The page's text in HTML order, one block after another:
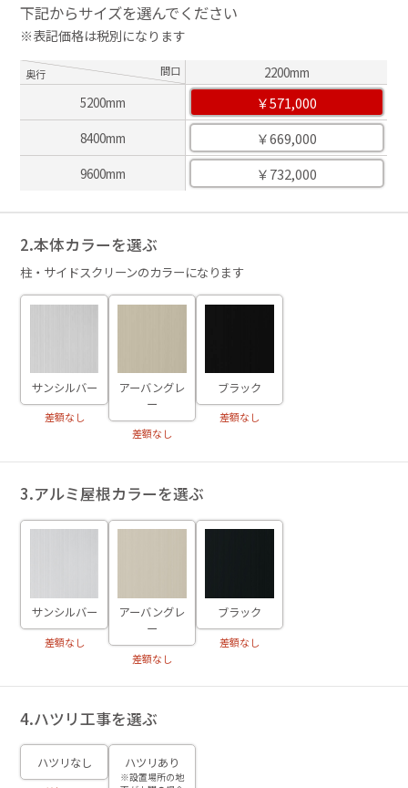
下記からサイズを選んでください
※表記価格は税別になります
奥行 間口
2200mm
5200mm
￥571,000
8400mm ￥669,000
9600mm ￥732,000
2.本体カラーを選ぶ
柱・サイドスクリーンのカラーになります
サンシルバー
差額なし
アーバングレ
ー
差額なし
ブラック
差額なし
3.アルミ屋根カラーを選ぶ
サンシルバー
差額なし
アーバングレ
ー
差額なし
ブラック
差額なし
4.ハツリ工事を選ぶ
ハツリなし ハツリあり
※設置場所の地